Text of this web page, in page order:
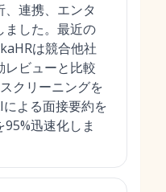
連携、エンタ
ました。最近の
は競合他社
レビューと比較
クリーニングを
よる面接要約を
迅速化しま